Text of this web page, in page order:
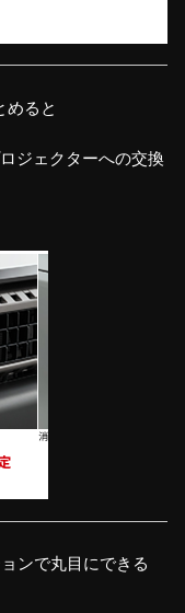
めると
ジェクターへの交換
ンで丸目にできる